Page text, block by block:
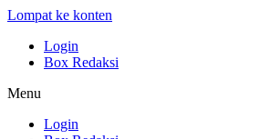
Lompat ke konten
Login
Box Redaksi
Menu
Login